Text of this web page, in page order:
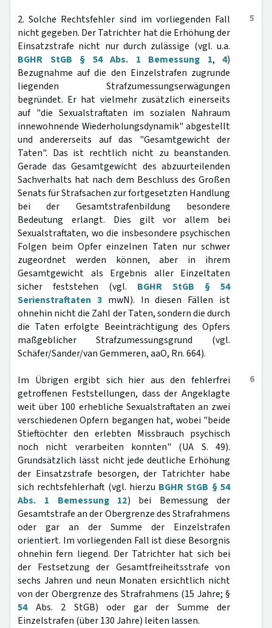
5
2. Solche Rechtsfehler sind im vorliegenden Fall
nicht gegeben. Der Tatrichter hat die Erhöhung der
Einsatzstrafe nicht nur durch zulässige (vgl. u.a.
BGHR StGB § 54 Abs. 1 Bemessung 1, 4)
Bezugnahme auf die den Einzelstrafen zugrunde
liegenden Strafzumessungserwägungen
begründet. Er hat vielmehr zusätzlich einerseits
auf "die Sexualstraftaten im sozialen Nahraum
innewohnende Wiederholungsdynamik" abgestellt
und andererseits auf das "Gesamtgewicht der
Taten". Das ist rechtlich nicht zu beanstanden.
Gerade das Gesamtgewicht des abzuurteilenden
Sachverhalts hat nach dem Beschluss des Großen
Senats für Strafsachen zur fortgesetzten Handlung
bei der Gesamtstrafenbildung besondere
Bedeutung erlangt. Dies gilt vor allem bei
Sexualstraftaten, wo die insbesondere psychischen
Folgen beim Opfer einzelnen Taten nur schwer
zugeordnet werden können, aber in ihrem
Gesamtgewicht als Ergebnis aller Einzeltaten
sicher feststehen (vgl. BGHR StGB § 54
Serienstraftaten 3mwN). In diesen Fällen ist
ohnehin nicht die Zahl der Taten, sondern die durch
die Taten erfolgte Beeinträchtigung des Opfers
maßgeblicher Strafzumessungsgrund (vgl.
Schäfer/Sander/van Gemmeren, aaO, Rn. 664).
6
Im Übrigen ergibt sich hier aus den fehlerfrei
getroffenen Feststellungen, dass der Angeklagte
weit über 100 erhebliche Sexualstraftaten an zwei
verschiedenen Opfern begangen hat, wobei "beide
Stieftöchter den erlebten Missbrauch psychisch
noch nicht verarbeiten konnten" (UA S. 49).
Grundsätzlich lässt nicht jede deutliche Erhöhung
der Einsatzstrafe besorgen, der Tatrichter habe
sich rechtsfehlerhaft (vgl. hierzu BGHR StGB § 54
Abs. 1 Bemessung 12) bei Bemessung der
Gesamtstrafe an der Obergrenze des Strafrahmens
oder gar an der Summe der Einzelstrafen
orientiert. Im vorliegenden Fall ist diese Besorgnis
ohnehin fern liegend. Der Tatrichter hat sich bei
der Festsetzung der Gesamtfreiheitsstrafe von
sechs Jahren und neun Monaten ersichtlich nicht
von der Obergrenze des Strafrahmens (15 Jahre; §
54Abs. 2 StGB) oder gar der Summe der
Einzelstrafen (über 130 Jahre) leiten lassen.